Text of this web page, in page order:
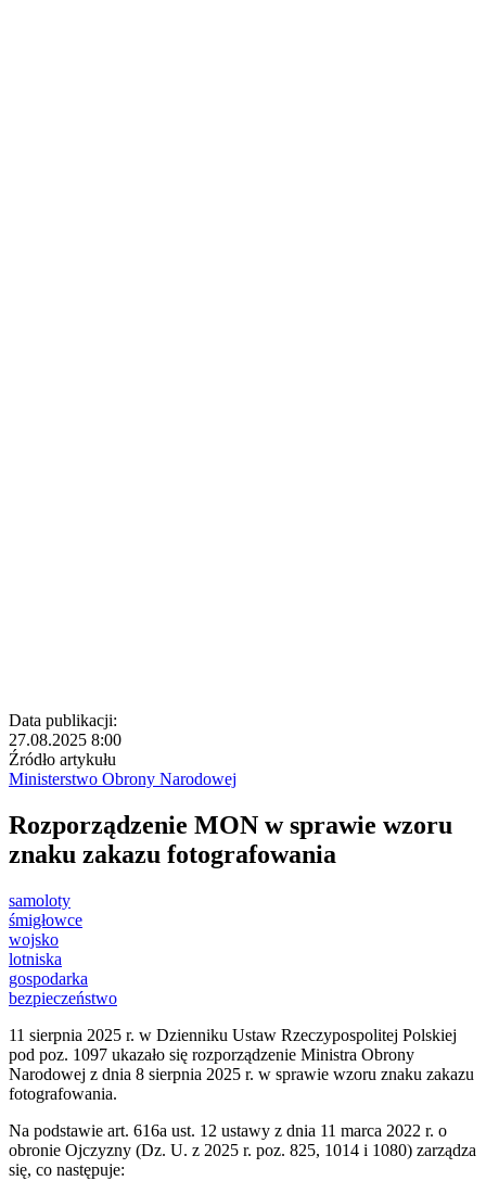
Data publikacji:
27.08.2025 8:00
Źródło artykułu
Ministerstwo Obrony Narodowej
Rozporządzenie MON w sprawie wzoru
znaku zakazu fotografowania
samoloty
śmigłowce
wojsko
lotniska
gospodarka
bezpieczeństwo
11 sierpnia 2025 r. w Dzienniku Ustaw Rzeczypospolitej Polskiej
pod poz. 1097 ukazało się rozporządzenie Ministra Obrony
Narodowej z dnia 8 sierpnia 2025 r. w sprawie wzoru znaku zakazu
fotografowania.
Na podstawie art. 616a ust. 12 ustawy z dnia 11 marca 2022 r. o
obronie Ojczyzny (Dz. U. z 2025 r. poz. 825, 1014 i 1080) zarządza
się, co następuje: